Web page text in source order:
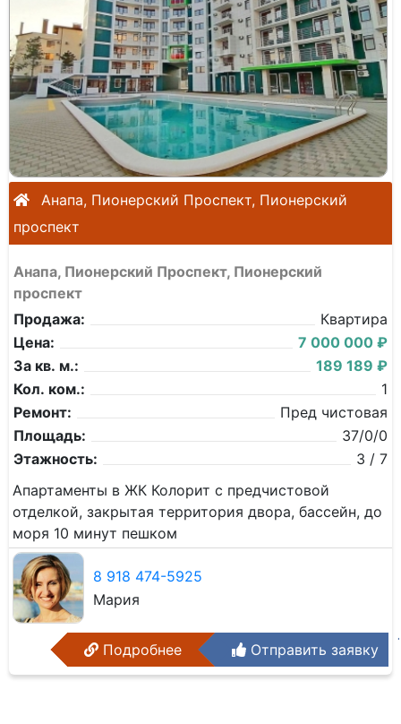
Анапа, Пионерский Проспект, Пионерский
проспект
Анапа, Пионерский Проспект, Пионерский
проспект
Продажа:
Квартира
Цена:
7 000 000 ₽
За кв. м.:
189 189 ₽
Кол. ком.:
1
Ремонт:
Пред чистовая
Площадь:
37/0/0
Этажность:
3 / 7
Апартаменты в ЖК Колорит с предчистовой
отделкой, закрытая территория двора, бассейн, до
моря 10 минут пешком
8 918 474-5925
Мария
Подробнее Отправить заявку